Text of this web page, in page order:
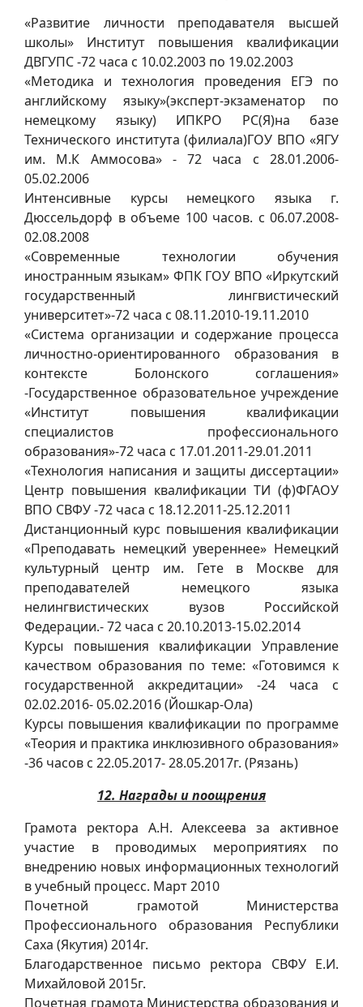
«Развитие личности преподавателя высшей
школы» Институт повышения квалификации
ДВГУПС -72 часа с 10.02.2003 по 19.02.2003
«Методика и технология проведения ЕГЭ по
английскому языку»(эксперт-экзаменатор по
немецкому языку) ИПКРО РС(Я)на базе
Технического института (филиала)ГОУ ВПО «ЯГУ
им. М.К Аммосова» - 72 часа с 28.01.2006-
05.02.2006
Интенсивные курсы немецкого языка г.
Дюссельдорф в объеме 100 часов. с 06.07.2008-
02.08.2008
«Современные технологии обучения
иностранным языкам» ФПК ГОУ ВПО «Иркутский
государственный лингвистический
университет»-72 часа с 08.11.2010-19.11.2010
«Система организации и содержание процесса
личностно-ориентированного образования в
контексте Болонского соглашения»
-Государственное образовательное учреждение
«Институт повышения квалификации
специалистов профессионального
образования»-72 часа с 17.01.2011-29.01.2011
«Технология написания и защиты диссертации»
Центр повышения квалификации ТИ (ф)ФГАОУ
ВПО СВФУ -72 часа с 18.12.2011-25.12.2011
Дистанционный курс повышения квалификации
«Преподавать немецкий увереннее» Немецкий
культурный центр им. Гете в Москве для
преподавателей немецкого языка
нелингвистических вузов Российской
Федерации.- 72 часа с 20.10.2013-15.02.2014
Курсы повышения квалификации Управление
качеством образования по теме: «Готовимся к
государственной аккредитации» -24 часа с
02.02.2016- 05.02.2016 (Йошкар-Ола)
Курсы повышения квалификации по программе
«Теория и практика инклюзивного образования»
-36 часов с 22.05.2017- 28.05.2017г. (Рязань)
12. Награды и поощрения
Грамота ректора А.Н. Алексеева за активное
участие в проводимых мероприятиях по
внедрению новых информационных технологий
в учебный процесс. Март 2010
Почетной грамотой Министерства
Профессионального образования Республики
Саха (Якутия) 2014г.
Благодарственное письмо ректора СВФУ Е.И.
Михайловой 2015г.
Почетная грамота Министерства образования и